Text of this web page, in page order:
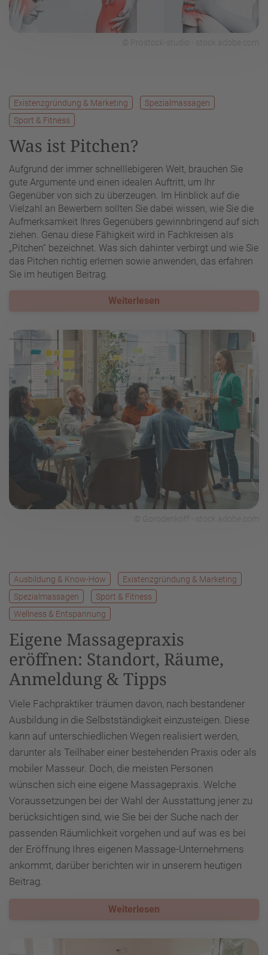
Existenzgründung & Marketing
Spezialmassagen
Sport & Fitness
Was ist Pitchen?
Aufgrund der immer schnelllebigeren Welt, brauchen Sie
gute Argumente und einen idealen Auftritt, um Ihr
Gegenüber von sich zu überzeugen. Im Hinblick auf die
Vielzahl an Bewerbern sollten Sie dabei wissen, wie Sie die
Aufmerksamkeit Ihres Gegenübers gewinnbringend auf sich
ziehen. Genau diese Fähigkeit wird in Fachkreisen als
„Pitchen“ bezeichnet. Was sich dahinter verbirgt und wie Sie
das Pitchen richtig erlernen sowie anwenden, das erfahren
Sie im heutigen Beitrag.
Weiterlesen
Ausbildung & Know-How
Existenzgründung & Marketing
Spezialmassagen
Sport & Fitness
Wellness & Entspannung
Eigene Massagepraxis
eröffnen: Standort, Räume,
Anmeldung & Tipps
Viele Fachpraktiker träumen davon, nach bestandener
Ausbildung in die Selbstständigkeit einzusteigen. Diese
kann auf unterschiedlichen Wegen realisiert werden,
darunter als Teilhaber einer bestehenden Praxis oder als
mobiler Masseur. Doch, die meisten Personen
wünschen sich eine eigene Massagepraxis. Welche
Voraussetzungen bei der Wahl der Ausstattung jener zu
berücksichtigen sind, wie Sie bei der Suche nach der
passenden Räumlichkeit vorgehen und auf was es bei
der Eröffnung Ihres eigenen Massage-Unternehmens
ankommt, darüber berichten wir in unserem heutigen
Beitrag.
Weiterlesen